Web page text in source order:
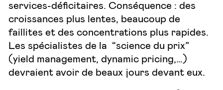
services-déficitaires. Conséquence : des
croissances plus lentes, beaucoup de
faillites et des concentrations plus rapides.
Les spécialistes de la “science du prix”
(yield management, dynamic pricing,…)
devraient avoir de beaux jours devant eux.